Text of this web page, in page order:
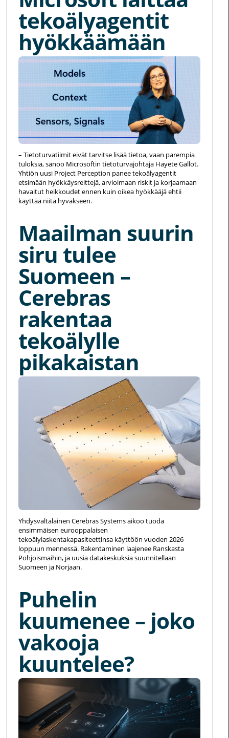
tekoälyagentit
hyökkäämään
– Tietoturvatiimit eivät tarvitse lisää tietoa, vaan parempia
tuloksia, sanoo Microsoftin tietoturvajohtaja Hayete Gallot.
Yhtiön uusi Project Perception panee tekoälyagentit
etsimään hyökkäysreittejä, arvioimaan riskit ja korjaamaan
havaitut heikkoudet ennen kuin oikea hyökkääjä ehtii
käyttää niitä hyväkseen.
Maailman suurin
siru tulee
Suomeen –
Cerebras
rakentaa
tekoälylle
pikakaistan
Yhdysvaltalainen Cerebras Systems aikoo tuoda
ensimmäisen eurooppalaisen
tekoälylaskentakapasiteettinsa käyttöön vuoden 2026
loppuun mennessä. Rakentaminen laajenee Ranskasta
Pohjoismaihin, ja uusia datakeskuksia suunnitellaan
Suomeen ja Norjaan.
Puhelin
kuumenee – joko
vakooja
kuuntelee?